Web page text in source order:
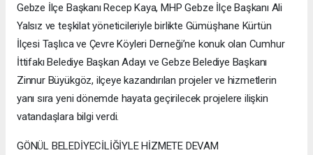
Gebze İlçe Başkanı Recep Kaya, MHP Gebze İlçe Başkanı Ali
Yalsız ve teşkilat yöneticileriyle birlikte Gümüşhane Kürtün
İlçesi Taşlıca ve Çevre Köyleri Derneği’ne konuk olan Cumhur
İttifakı Belediye Başkan Adayı ve Gebze Belediye Başkanı
Zinnur Büyükgöz, ilçeye kazandırılan projeler ve hizmetlerin
yanı sıra yeni dönemde hayata geçirilecek projelere ilişkin
vatandaşlara bilgi verdi.
GÖNÜL BELEDİYECİLİĞİYLE HİZMETE DEVAM